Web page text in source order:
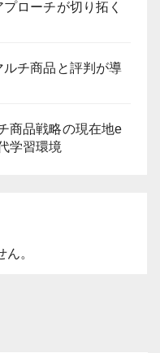
ローチが切り拓く
チ商品と評判が導
商品戦略の現在地e
学習環境
。